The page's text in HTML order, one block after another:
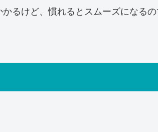
るけど、慣れるとスムーズになる